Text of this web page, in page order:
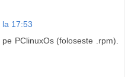
17:53
PClinuxOs (foloseste .rpm).